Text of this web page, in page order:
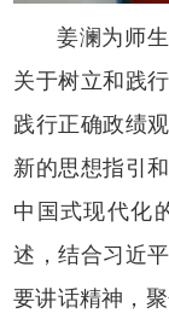
姜澜为师
关于树立和践
践行正确政绩
新的思想指引
中国式现代化
述，结合习近
要讲话精神，